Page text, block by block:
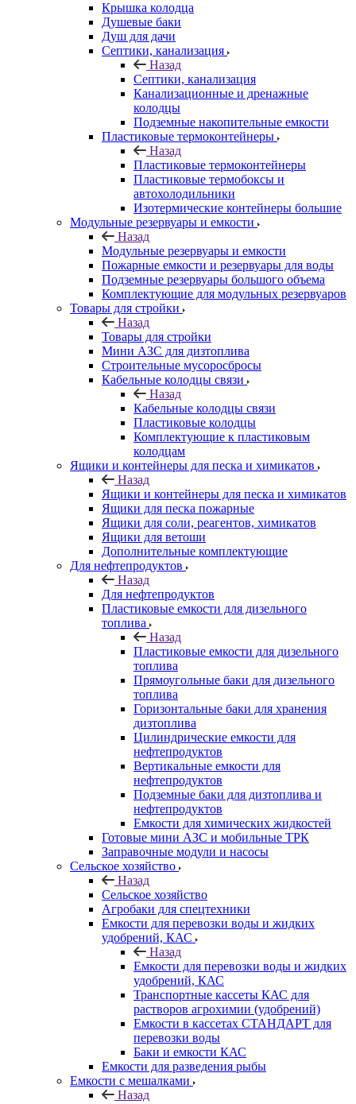
Крышка колодца
Душевые баки
Душ для дачи
Септики, канализация
Назад
Септики, канализация
Канализационные и дренажные
колодцы
Подземные накопительные емкости
Пластиковые термоконтейнеры
Назад
Пластиковые термоконтейнеры
Пластиковые термобоксы и
автохолодильники
Изотермические контейнеры большие
Модульные резервуары и емкости
Назад
Модульные резервуары и емкости
Пожарные емкости и резервуары для воды
Подземные резервуары большого объема
Комплектующие для модульных резервуаров
Товары для стройки
Назад
Товары для стройки
Мини АЗС для дизтоплива
Строительные мусоросбросы
Кабельные колодцы связи
Назад
Кабельные колодцы связи
Пластиковые колодцы
Комплектующие к пластиковым
колодцам
Ящики и контейнеры для песка и химикатов
Назад
Ящики и контейнеры для песка и химикатов
Ящики для песка пожарные
Ящики для соли, реагентов, химикатов
Ящики для ветоши
Дополнительные комплектующие
Для нефтепродуктов
Назад
Для нефтепродуктов
Пластиковые емкости для дизельного
топлива
Назад
Пластиковые емкости для дизельного
топлива
Прямоугольные баки для дизельного
топлива
Горизонтальные баки для хранения
дизтоплива
Цилиндрические емкости для
нефтепродуктов
Вертикальные емкости для
нефтепродуктов
Подземные баки для дизтоплива и
нефтепродуктов
Емкости для химических жидкостей
Готовые мини АЗС и мобильные ТРК
Заправочные модули и насосы
Сельское хозяйство
Назад
Сельское хозяйство
Агробаки для спецтехники
Емкости для перевозки воды и жидких
удобрений, КАС
Назад
Емкости для перевозки воды и жидких
удобрений, КАС
Транспортные кассеты КАС для
растворов агрохимии (удобрений)
Емкости в кассетах СТАНДАРТ для
перевозки воды
Баки и емкости КАС
Емкости для разведения рыбы
Емкости с мешалками
Назад